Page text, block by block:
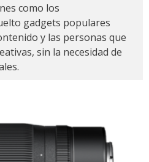
como los
gadgets populares
y las personas que
sin la necesidad de